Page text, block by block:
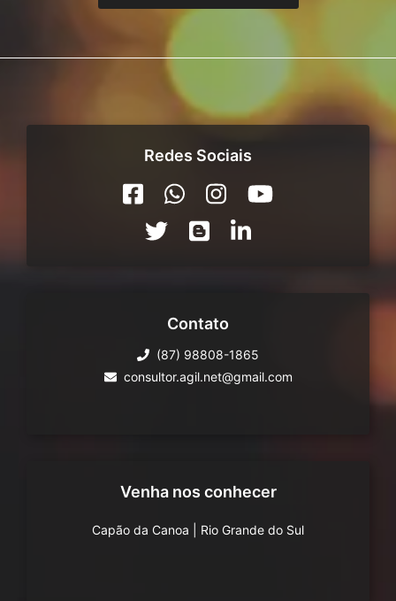
Redes Sociais
Contato
(87) 98808-1865
consultor.agil.net@gmail.com
Venha nos conhecer
Capão da Canoa Rio Grande do Sul